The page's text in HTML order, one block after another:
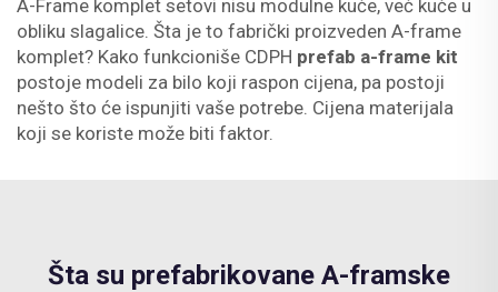
A-Frame komplet setovi nisu modulne kuće, već kuće u
obliku slagalice. Šta je to fabrički proizveden A-frame
komplet? Kako funkcioniše CDPH prefab a-frame kit
postoje modeli za bilo koji raspon cijena, pa postoji
nešto što će ispunjiti vaše potrebe. Cijena materijala
koji se koriste može biti faktor.
Šta su prefabrikovane A-framske